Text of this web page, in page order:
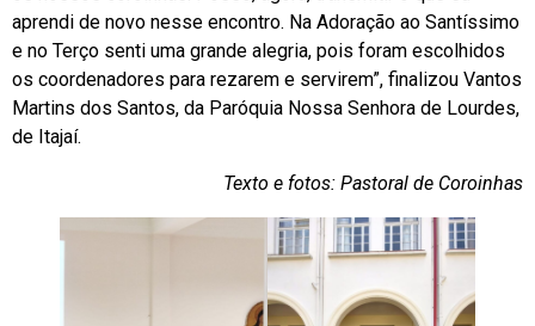
aprendi de novo nesse encontro. Na Adoração ao Santíssimo
e no Terço senti uma grande alegria, pois foram escolhidos
os coordenadores para rezarem e servirem”, finalizou Vantos
Martins dos Santos, da Paróquia Nossa Senhora de Lourdes,
de Itajaí.
Texto e fotos: Pastoral de Coroinhas